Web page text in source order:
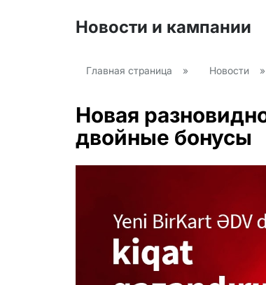
Новости и кампании
Главная страница » Новости »
Новая
двойные бонусы